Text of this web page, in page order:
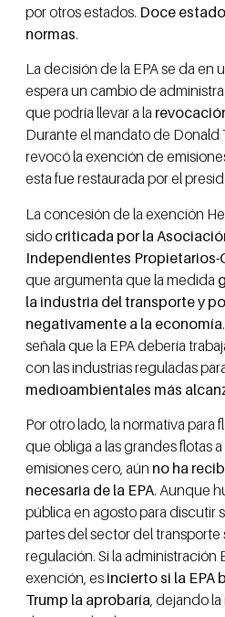
por otros estados. Doce
normas.
La decisión de la EPA se da en
espera un cambio de
que podría llevar a la
Durante el mandato de Donald
revocó la exención de
esta fue restaurada por el
La concesión de la exención
sido criticada por la
Independientes Propietarios-
que argumenta que la medida
la industria del transporte y
negativamente a la economía
señala que la EPA debería
con las industrias reguladas
medioambientales más
Por otro lado, la normativa para
que obliga a las grandes flotas
emisiones cero, aún no ha
necesaria de la EPA. Aunque
pública en agosto para discutir
partes del sector del transporte
regulación. Si la administración
exención, es incierto si la EPA
Trump la aprobaría, dejando